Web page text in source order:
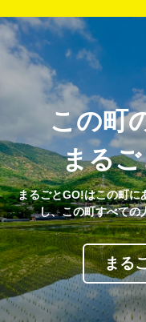
この町
まるご
まるごとGO!はこの町に
し、この町すべての
まる